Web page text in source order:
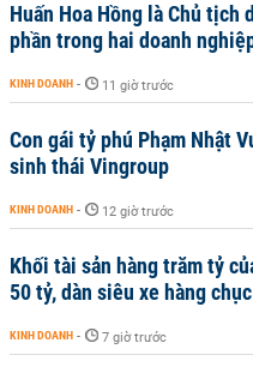
Huấn Hoa Hồng là Chủ tịch
phần trong hai doanh
KINH DOANH - 11 giờ trước
Con gái tỷ phú Phạm Nhật
sinh thái Vingroup
KINH DOANH - 12 giờ trước
Khối tài sản hàng trăm tỷ
50 tỷ, dàn siêu xe hàng
KINH DOANH - 7 giờ trước